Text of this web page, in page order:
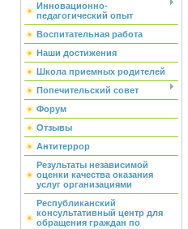
Инновационно-
педагогический опыт
Воспитательная работа
Наши достижения
Школа приемных родителей
Попечительский совет
Форум
Отзывы
Антитеррор
Результаты независимой
оценки качества оказания
услуг организациями
Республиканский
консультативный центр для
обращения граждан по